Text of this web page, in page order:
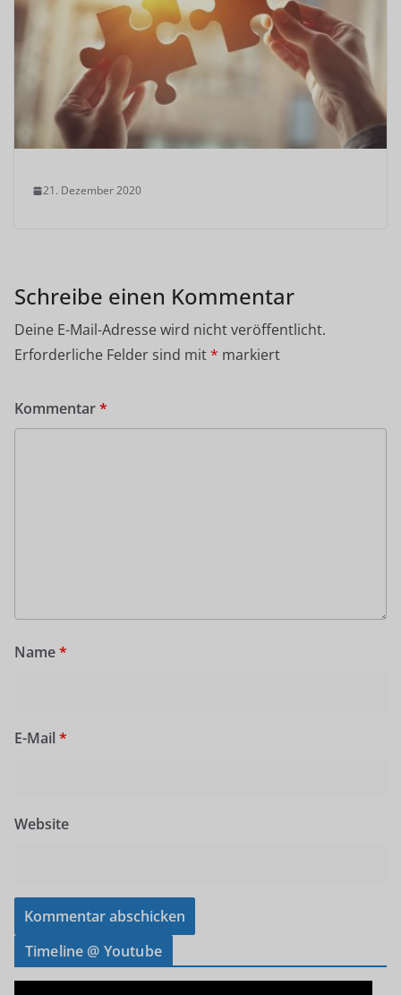
21. Dezember 2020
Schreibe einen Kommentar
Deine E-Mail-Adresse wird nicht veröffentlicht.
Erforderliche Felder sind mit* markiert
Kommentar*
Name*
E-Mail *
Website
Timeline @ Youtube